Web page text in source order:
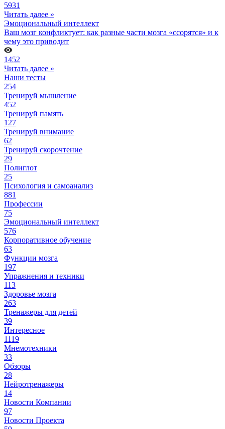
5931
Читать далее »
Эмоциональный интеллект
Ваш мозг конфликтует: как разные части мозга «ссорятся» и к
чему это приводит
1452
Читать далее »
Наши тесты
254
Тренируй мышление
452
Тренируй память
127
Тренируй внимание
62
Тренируй скорочтение
29
Полиглот
25
Психология и самоанализ
881
Профессии
75
Эмоциональный интеллект
576
Корпоративное обучение
63
Функции мозга
197
Упражнения и техники
113
Здоровье мозга
263
Тренажеры для детей
39
Интересное
1119
Мнемотехники
33
Обзоры
28
Нейротренажеры
14
Новости Компании
97
Новости Проекта